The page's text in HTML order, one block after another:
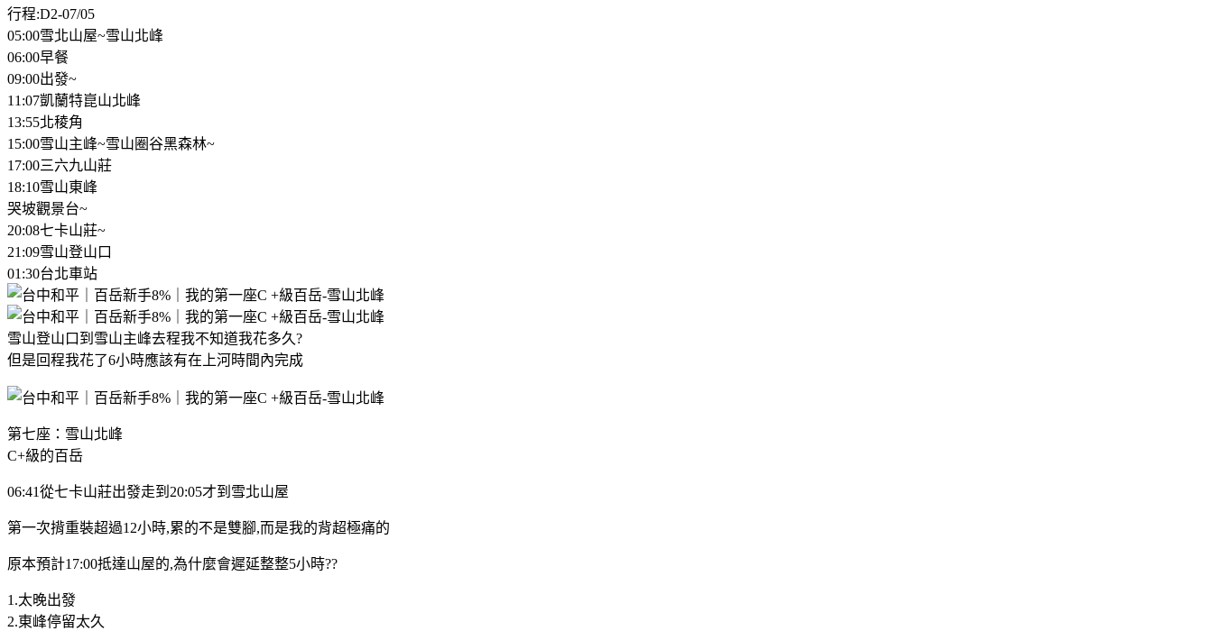
行程:D2-07/05
05:00雪北山屋~雪山北峰
06:00早餐
09:00出發~
11:07凱蘭特崑山北峰
13:55北稜角
15:00雪山主峰~雪山圈谷黑森林~
17:00三六九山莊
18:10雪山東峰
哭坡觀景台~
20:08七卡山莊~
21:09雪山登山口
01:30台北車站
雪山登山口到雪山主峰去程我不知道我花多久?
但是回程我花了6小時應該有在上河時間內完成
第七座：雪山北峰
C+級的百岳
06:41從七卡山莊出發走到20:05才到雪北山屋
第一次揹重裝超過12小時,累的不是雙腳,而是我的背超極痛的
原本預計17:00抵達山屋的,為什麼會遲延整整5小時??
1.太晚出發
2.東峰停留太久